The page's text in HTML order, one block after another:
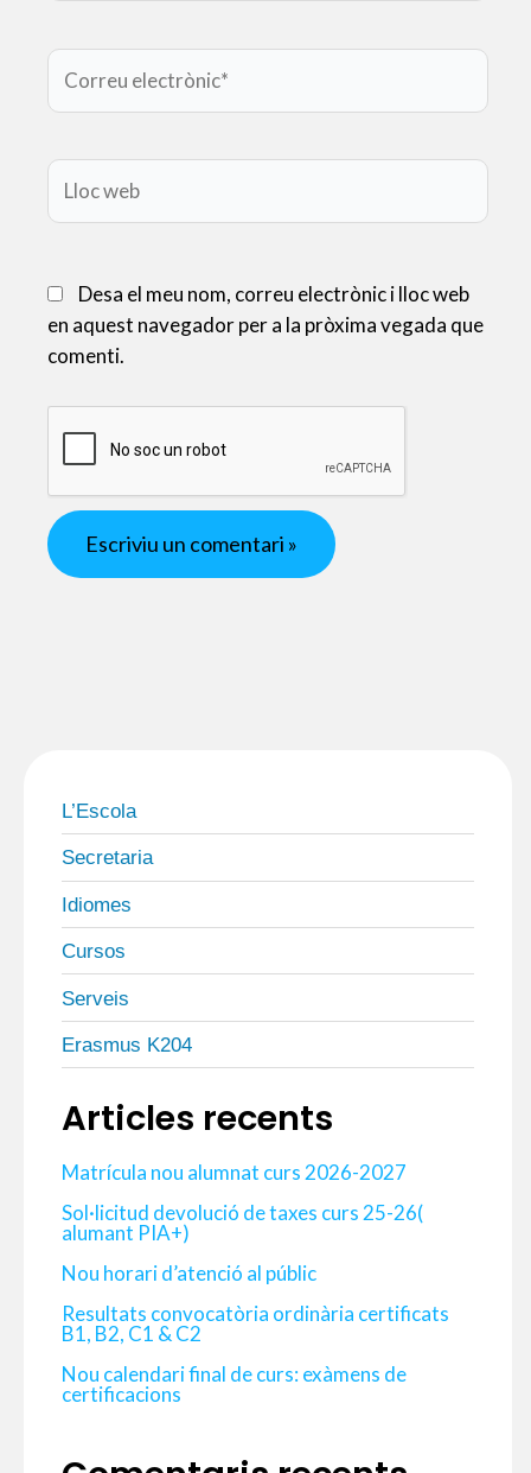
L’Escola
Secretaria
Idiomes
Cursos
Serveis
Erasmus K204
Articles recents
Matrícula nou alumnat curs 2026-2027
Sol·licitud devolució de taxes curs 25-26(
alumant PIA+)
Nou horari d’atenció al públic
Resultats convocatòria ordinària certificats
B1, B2, C1 & C2
Nou calendari final de curs: exàmens de
certificacions
Correu
electrònic*
Lloc
web
Desa el meu nom, correu electrònic i lloc web
en aquest navegador per a la pròxima vegada que
comenti.